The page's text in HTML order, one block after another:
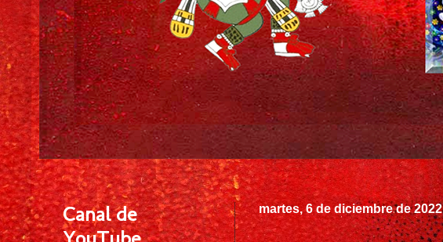
martes, 6 de diciembre de 2022
Canal de